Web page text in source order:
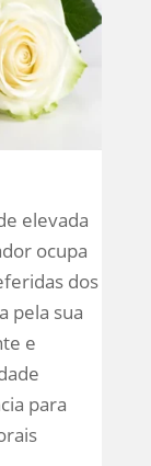
elevada
ocupa
dos
pela sua
e
para